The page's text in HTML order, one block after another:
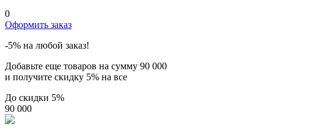
0
Оформить заказ
-5% на любой заказ!
Добавьте еще товаров на сумму 90 000
и получите скидку 5% на все
До скидки 5%
90 000